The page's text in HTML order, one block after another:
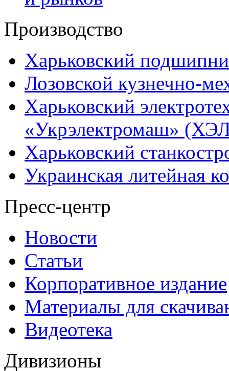
Производство
Харьковский
Лозовской кузнечно-
Харьковский
«Укрэлектромаш»
Харьковский
Украинская литейная
Пресс-центр
Новости
Статьи
Корпоративное издание
Материалы для
Видеотека
Дивизионы